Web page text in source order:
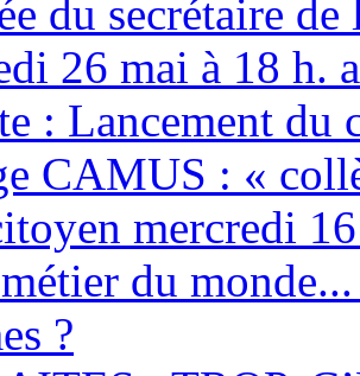
du secrétaire
26 mai à 18 h.
: Lancement du
CAMUS : «
mercredi
du
?